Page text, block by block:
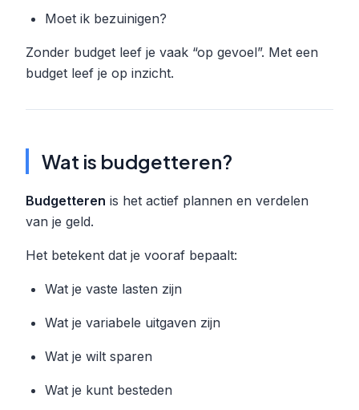
Moet ik bezuinigen?
Zonder budget leef je vaak “op gevoel”. Met een
budget leef je op inzicht.
Wat is budgetteren?
Budgetteren is het actief plannen en verdelen
van je geld.
Het betekent dat je vooraf bepaalt:
Wat je vaste lasten zijn
Wat je variabele uitgaven zijn
Wat je wilt sparen
Wat je kunt besteden